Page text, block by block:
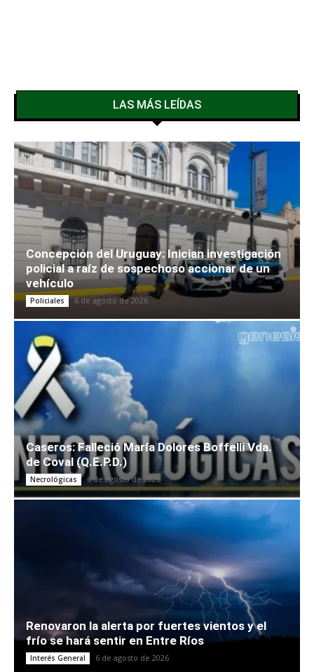
LAS MÁS LEÍDAS
Concepción del Uruguay: Inician investigación
policial a raíz de sospechoso accionar de un
vehículo
Policiales 6 de agosto de 2026
Caseros: Falleció María Dolores Boffelli Vda.
de Coval (Q.E.P.D.)
Necrológicas 6 de agosto de 2026
Renovaron la alerta por fuertes vientos y el
frío se hará sentir en Entre Ríos
Interés General 6 de agosto de 2026